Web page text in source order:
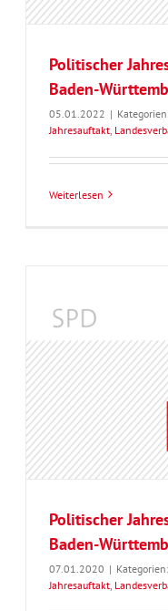
Politischer
Baden-
05.01.2022 |
Jahresauftakt
Weiterlesen
Politischer
Baden-
07.01.2020 | Kategorien:
Jahresauftakt